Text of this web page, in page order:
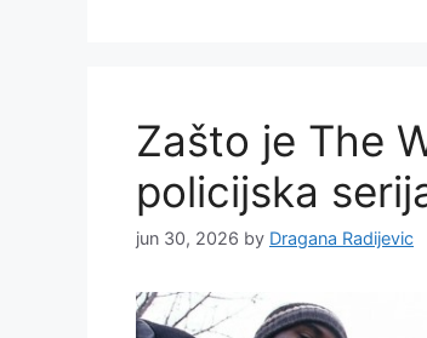
Zašto je The
policijska
jun 30, 2026 by Dragana Radijevic